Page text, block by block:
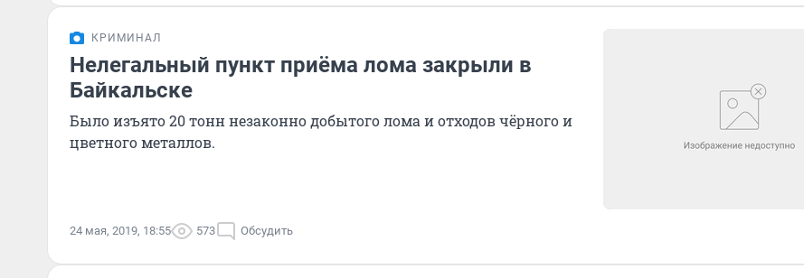
КРИМИНАЛ
Нелегальный пункт приёма лома закрыли в
Байкальске
Было изъято 20 тонн незаконно добытого лома и отходов чёрного и
цветного металлов.
24 мая, 2019, 18:55 573 Обсудить